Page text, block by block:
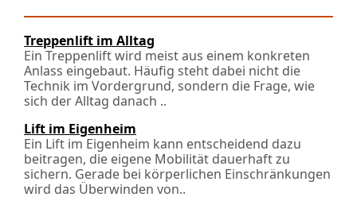
Treppenlift im Alltag
Ein Treppenlift wird meist aus einem konkreten
Anlass eingebaut. Häufig steht dabei nicht die
Technik im Vordergrund, sondern die Frage, wie
sich der Alltag danach ..
Lift im Eigenheim
Ein Lift im Eigenheim kann entscheidend dazu
beitragen, die eigene Mobilität dauerhaft zu
sichern. Gerade bei körperlichen Einschränkungen
wird das Überwinden von..